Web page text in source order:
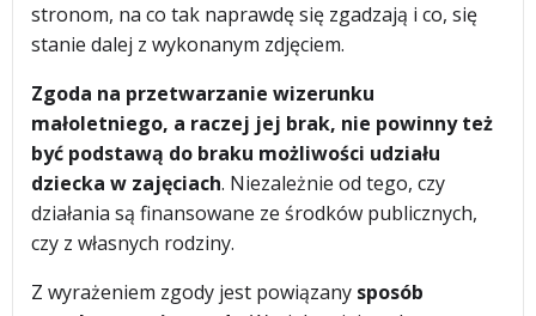
stronom, na co tak naprawdę się zgadzają i co, się
stanie dalej z wykonanym zdjęciem.
Zgoda na przetwarzanie wizerunku
małoletniego, a raczej jej brak, nie powinny też
być podstawą do braku możliwości udziału
dziecka w zajęciach. Niezależnie od tego, czy
działania są finansowane ze środków publicznych,
czy z własnych rodziny.
Z wyrażeniem zgody jest powiązany sposób